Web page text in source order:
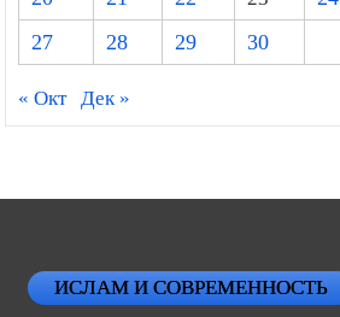
27
28 29 30
« Окт Дек »
ИСЛАМ И СОВРЕМЕННОСТЬ